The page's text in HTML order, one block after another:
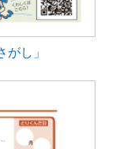
し」